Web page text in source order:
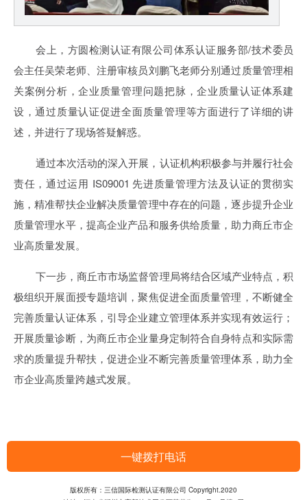
会上，方圆检测认证有限公司体系认证服务部/技术委员
会主任吴荣老师、注册审核员刘鹏飞老师分别通过质量管理相
关案例分析，企业质量管理问题把脉，企业质量认证体系建
设，通过质量认证促进全面质量管理等方面进行了详细的讲
述，并进行了现场答疑解惑。
通过本次活动的深入开展，认证机构积极参与并履行社会
责任，通过运用 IS09001 先进质量管理方法及认证的贯彻实
施，精准帮扶企业解决质量管理中存在的问题，逐步提升企业
质量管理水平，提高企业产品和服务供给质量，助力商丘市企
业高质量发展。
下一步，商丘市市场监督管理局将结合区域产业特点，积
极组织开展面授专题培训，聚焦促进全面质量管理，不断健全
完善质量认证体系，引导企业建立管理体系并实现有效运行；
开展质量诊断，为商丘市企业量身定制符合自身特点和实际需
求的质量提升帮扶，促进企业不断完善质量管理体系，助力全
市企业高质量跨越式发展。
一键拨打电话
版权所有：三信国际检测认证有限公司 Copyright.2020